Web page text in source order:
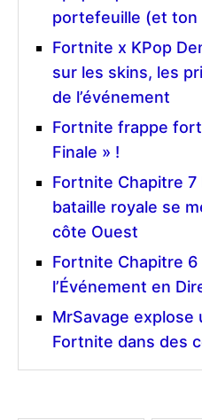
portefeuille (et ton
Fortnite x KPop
sur les skins, les
de l’événement
Fortnite frappe
Finale » !
Fortnite Chapitre 7
bataille royale se
côte Ouest
Fortnite Chapitre 6
l’Événement en
MrSavage explose
Fortnite dans des